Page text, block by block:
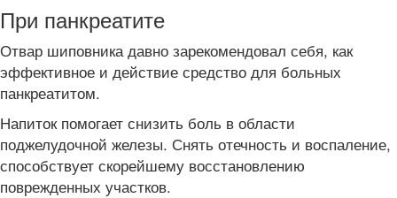
При панкреатите
Отвар шиповника давно зарекомендовал себя, как
эффективное и действие средство для больных
панкреатитом.
Напиток помогает снизить боль в области
поджелудочной железы. Снять отечность и воспаление,
способствует скорейшему восстановлению
поврежденных участков.